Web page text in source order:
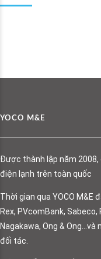
YOCO M&E
Được thành lập năm
điện lạnh trên toàn quốc
Thời gian qua YOCO M&E
Rex, PVcomBank, Sabeco,
Nagakawa, Ong &
đối tác.